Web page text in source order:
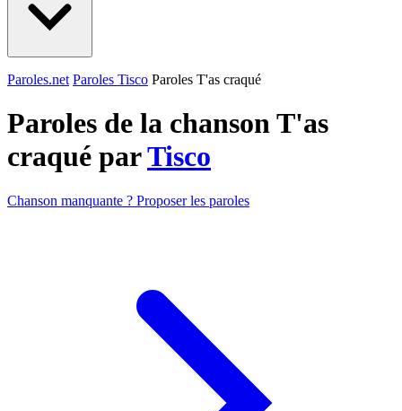
Paroles.net Paroles Tisco Paroles T'as craqué
Paroles de la chanson T'as
craqué parTisco
Chanson manquante ? Proposer les paroles